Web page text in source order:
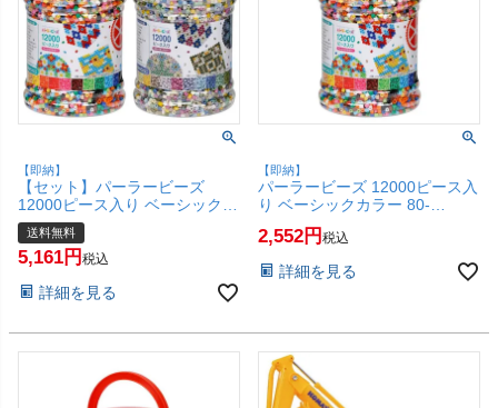
【即納】
【セット】パーラービーズ
12000ピース入り ベーシックカ
ラー & スモーキーカラー セッ
ト【5才以上】【カワダ
Kawada おもちゃ 女の子 ビー
(6060018-set1)
送料無料
5,161 税込
詳細を見る
【即納】
パーラービーズ 12000ピース入
り ベーシックカラー 80-
Kawada おもちゃ 女の子 ビー
ンビーズ】【SBT】 (6060018)
2,552 税込
詳細を見る